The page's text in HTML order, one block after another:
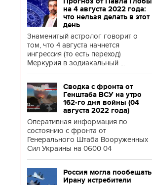
на 4 августа 2022 года:
что нельзя делать в этот
день
Знаменитый астролог говорит о
том, что 4 августа начнется
ингрессия (то есть переход)
Меркурия в зодиакальный ...
Сводка с фронта от
Генштаба ВСУ на утро
162-го дня войны (04
августа 2022 года)
Оперативная информация по
состоянию с фронта от
Генерального Штаба Вооруженных
Сил Украины на 0600 04
Россия могла пообещать
Ирану истребители